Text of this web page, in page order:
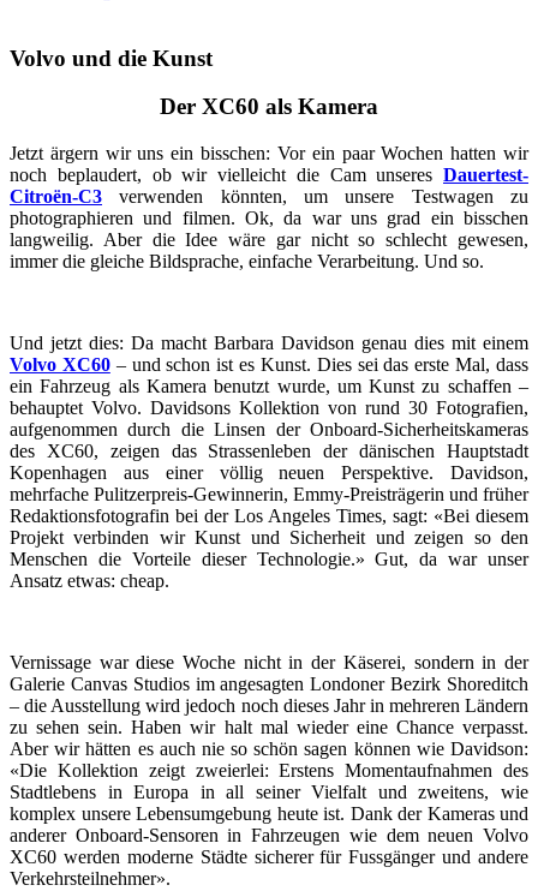
Volvo und die Kunst
Der XC60 als Kamera
Jetzt ärgern wir uns ein bisschen: Vor ein paar Wochen hatten wir
noch beplaudert, ob wir vielleicht die Cam unseres Dauertest-
Citroën-C3 verwenden könnten, um unsere Testwagen zu
photographieren und filmen. Ok, da war uns grad ein bisschen
langweilig. Aber die Idee wäre gar nicht so schlecht gewesen,
immer die gleiche Bildsprache, einfache Verarbeitung. Und so.
Und jetzt dies: Da macht Barbara Davidson genau dies mit einem
Volvo XC60– und schon ist es Kunst. Dies sei das erste Mal, dass
ein Fahrzeug als Kamera benutzt wurde, um Kunst zu schaffen –
behauptet Volvo. Davidsons Kollektion von rund 30 Fotografien,
aufgenommen durch die Linsen der Onboard-Sicherheitskameras
des XC60, zeigen das Strassenleben der dänischen Hauptstadt
Kopenhagen aus einer völlig neuen Perspektive. Davidson,
mehrfache Pulitzerpreis-Gewinnerin, Emmy-Preisträgerin und früher
Redaktionsfotografin bei der Los Angeles Times, sagt: «Bei diesem
Projekt verbinden wir Kunst und Sicherheit und zeigen so den
Menschen die Vorteile dieser Technologie.» Gut, da war unser
Ansatz etwas: cheap.
Vernissage war diese Woche nicht in der Käserei, sondern in der
Galerie Canvas Studios im angesagten Londoner Bezirk Shoreditch
– die Ausstellung wird jedoch noch dieses Jahr in mehreren Ländern
zu sehen sein. Haben wir halt mal wieder eine Chance verpasst.
Aber wir hätten es auch nie so schön sagen können wie Davidson:
«Die Kollektion zeigt zweierlei: Erstens Momentaufnahmen des
Stadtlebens in Europa in all seiner Vielfalt und zweitens, wie
komplex unsere Lebensumgebung heute ist. Dank der Kameras und
anderer Onboard-Sensoren in Fahrzeugen wie dem neuen Volvo
XC60 werden moderne Städte sicherer für Fussgänger und andere
Verkehrsteilnehmer».